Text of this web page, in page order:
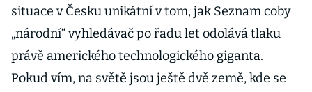
situace v Česku unikátní v tom, jak Seznam coby
„národní“ vyhledávač po řadu let odolává tlaku
právě amerického technologického giganta.
Pokud vím, na světě jsou ještě dvě země, kde se